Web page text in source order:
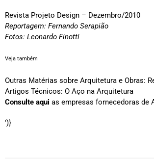
Revista Projeto Design – Dezembro/2010
Reportagem: Fernando Serapião
Fotos: Leonardo Finotti
Veja também
Outras Matérias sobre Arquitetura e Obras:
Artigos Técnicos: O Aço na Arquitetura
Consulte aqui as empresas fornecedoras de
')}